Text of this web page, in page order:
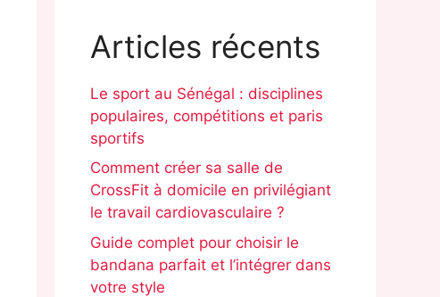
Articles récents
Le sport au Sénégal : disciplines
populaires, compétitions et paris
sportifs
Comment créer sa salle de
CrossFit à domicile en privilégiant
le travail cardiovasculaire ?
Guide complet pour choisir le
bandana parfait et l’intégrer dans
votre style